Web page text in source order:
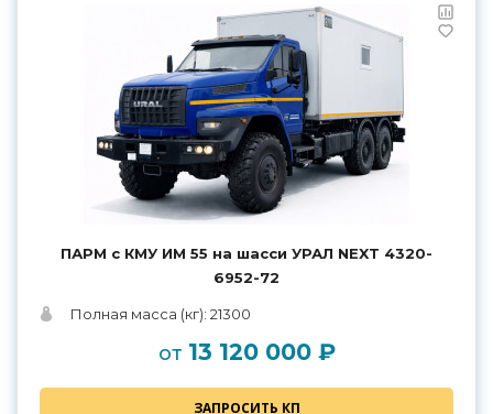
ПАРМ с КМУ ИМ 55 на шасси УРАЛ NEXT 4320-
6952-72
Полная масса (кг): 21300
от 13 120 000 ₽
ЗАПРОСИТЬ КП